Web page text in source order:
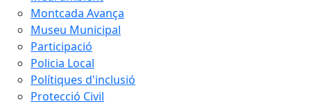
Montcada Avança
Museu Municipal
Participació
Policia Local
Polítiques d'inclusió
Protecció Civil